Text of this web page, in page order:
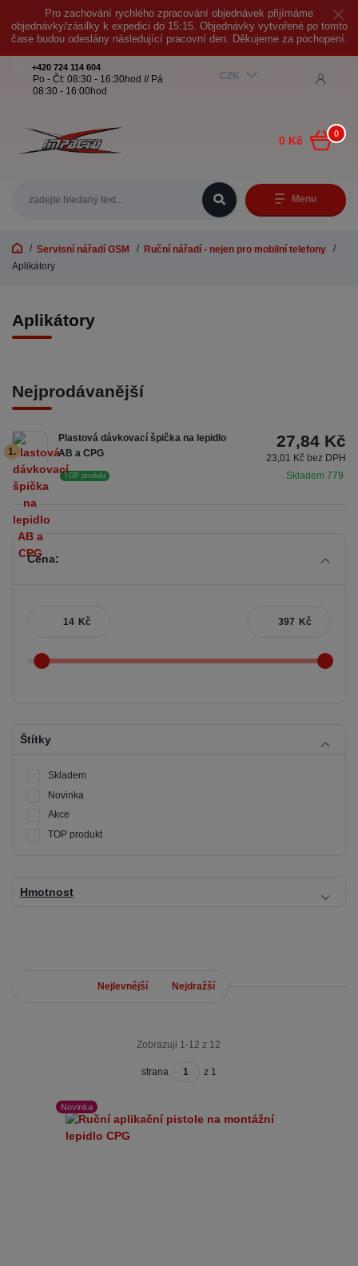
Pro zachování rychlého zpracování objednávek přijímáme
objednávky/zásilky k expedici do 15:15. Objednávky vytvořené po tomto
čase budou odeslány následující pracovní den. Děkujeme za pochopení.
Menu
CZK
+420 724 114 604
Po - Čt: 08:30 - 16:30hod // Pá
08:30 - 16:00hod
0
0 Kč
Servisní nářadí GSM
Ruční nářadí - nejen pro mobilní telefony
Aplikátory
Aplikátory
Nejprodávanější
1.
Plastová dávkovací špička na lepidlo
AB a CPG
Skladem 779
TOP produkt
27,84 Kč
23,01 Kč bez DPH
Cena:
Kč Kč
Štítky
Skladem
Novinka
Akce
TOP produkt
Hmotnost
Nejlevnější Nejdražší
Zobrazuji 1-12 z 12
strana z 1
Novinka